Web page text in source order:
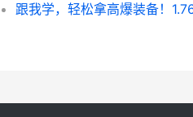
跟我学，轻松拿高爆装备！